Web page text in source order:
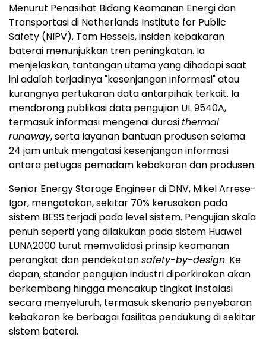
Menurut Penasihat Bidang Keamanan Energi dan
Transportasi di Netherlands Institute for Public
Safety (NIPV), Tom Hessels, insiden kebakaran
baterai menunjukkan tren peningkatan. Ia
menjelaskan, tantangan utama yang dihadapi saat
ini adalah terjadinya "kesenjangan informasi" atau
kurangnya pertukaran data antarpihak terkait. Ia
mendorong publikasi data pengujian UL 9540A,
termasuk informasi mengenai durasi thermal
runaway, serta layanan bantuan produsen selama
24 jam untuk mengatasi kesenjangan informasi
antara petugas pemadam kebakaran dan produsen.
Senior Energy Storage Engineer di DNV, Mikel Arrese-
Igor, mengatakan, sekitar 70% kerusakan pada
sistem BESS terjadi pada level sistem. Pengujian skala
penuh seperti yang dilakukan pada sistem Huawei
LUNA2000 turut memvalidasi prinsip keamanan
perangkat dan pendekatansafety-by-design. Ke
depan, standar pengujian industri diperkirakan akan
berkembang hingga mencakup tingkat instalasi
secara menyeluruh, termasuk skenario penyebaran
kebakaran ke berbagai fasilitas pendukung di sekitar
sistem baterai.